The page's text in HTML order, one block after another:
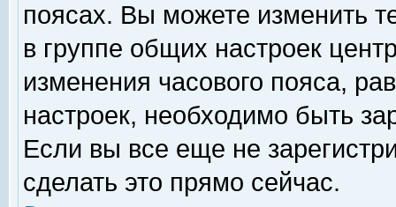
поясах. Вы можете изменить
в группе общих настроек
изменения часового пояса,
настроек, необходимо быть
Если вы все еще не
сделать это прямо сейчас.